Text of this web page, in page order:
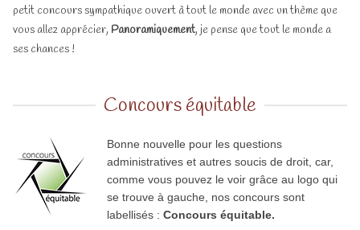
petit concours sympathique ouvert à tout le monde avec un thème que
vous allez apprécier, Panoramiquement, je pense que tout le monde a
ses chances !
Concours équitable
Bonne nouvelle pour les questions
administratives et autres soucis de droit, car,
comme vous pouvez le voir grâce au logo qui
se trouve à gauche, nos concours sont
labellisés : Concours équitable.